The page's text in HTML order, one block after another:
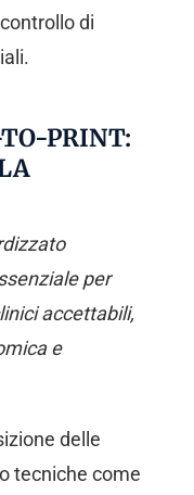
di
PRINT:
per
accettabili,
e
delle
tecniche come